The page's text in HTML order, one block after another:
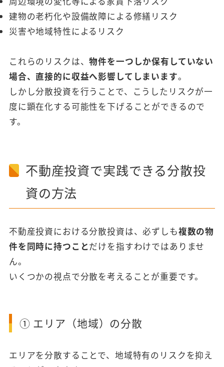
建物の老朽化や設備故障による修繕リスク
災害や地域特性によるリスク
これらのリスクは、物件を一つしか保有していない
場合、直接的に収益へ影響してしまいます。
しかし分散投資を行うことで、こうしたリスクが一
度に顕在化する可能性を下げることができるので
す。
不動産投資で実践できる分散投
資の方法
不動産投資における分散投資は、必ずしも複数の物
件を同時に持つことだけを指すわけではありませ
ん。
いくつかの視点で分散を考えることが重要です。
① エリア（地域）の分散
エリアを分散することで、地域特有のリスクを抑え